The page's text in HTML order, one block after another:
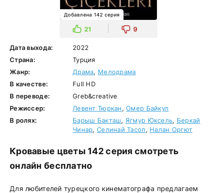
Добавлена 142 серия
21 9
Дата выхода:
2022
Страна:
Турция
Жанр:
Драма, Мелодрама
В качестве:
Full HD
В переводе:
Greb&creative
Режиссер:
Левент Тюркан,Омер Байкул
В ролях:
Барыш Бакташ, Ягмур Юксель, Беркай
Чинар, Селинай Тасол, Налан Оргют
Кровавые цветы 142 серия смотреть
онлайн бесплатно
Для любителей турецкого кинематографа предлагаем